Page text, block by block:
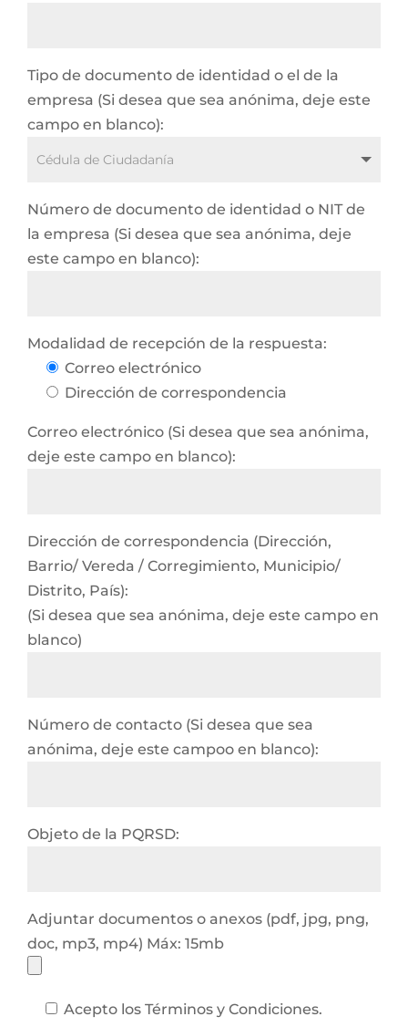
Tipo de documento de identidad o el de la
empresa (Si desea que sea anónima, deje este
campo en blanco):
Número de documento de identidad o NIT de
la empresa (Si desea que sea anónima, deje
este campo en blanco):
Modalidad de recepción de la respuesta:
Correo electrónico
Dirección de correspondencia
Correo electrónico (Si desea que sea anónima,
deje este campo en blanco):
Dirección de correspondencia (Dirección,
Barrio/ Vereda / Corregimiento, Municipio/
Distrito, País):
(Si desea que sea anónima, deje este campo en
blanco)
Número de contacto (Si desea que sea
anónima, deje este campoo en blanco):
Objeto de la PQRSD:
Adjuntar documentos o anexos (pdf, jpg, png,
doc, mp3, mp4) Máx: 15mb
Acepto los Términos y Condiciones.